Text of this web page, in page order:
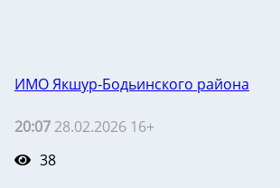
ИМО Якшур-Бодьинского района
20:07 28.02.2026 16+
38